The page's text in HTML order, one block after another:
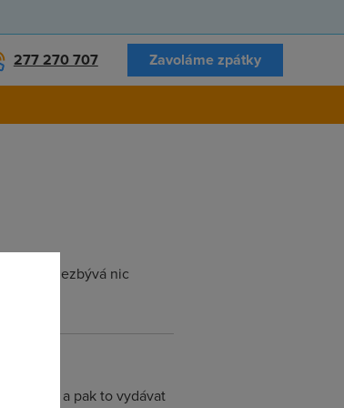
277 270 707 Zavoláme zpátky
a nezbývá nic
a pak to vydávat